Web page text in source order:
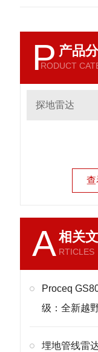
P 产品
RODUCT
探地雷达
查
A相关
RTICLES
Proceq
级：全新越
埋地管线雷